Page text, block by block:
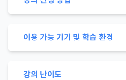
이용 가능 기기 및 학습 환경
강의 난이도